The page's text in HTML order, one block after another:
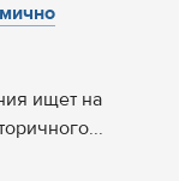
ищет на